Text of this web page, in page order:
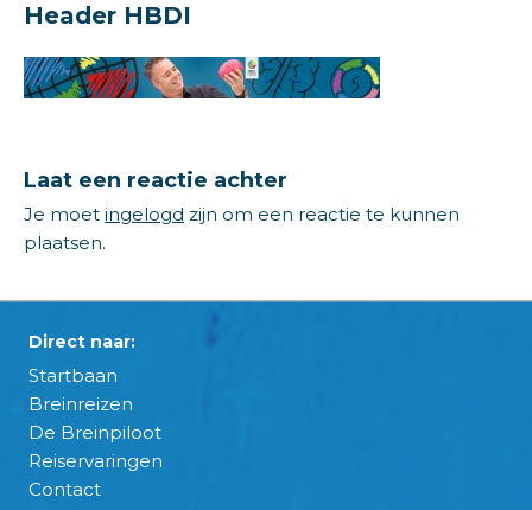
Header HBDI
Laat een reactie achter
Je moet ingelogd zijn om een reactie te kunnen
plaatsen.
Direct naar:
Startbaan
Breinreizen
De Breinpiloot
Reiservaringen
Contact